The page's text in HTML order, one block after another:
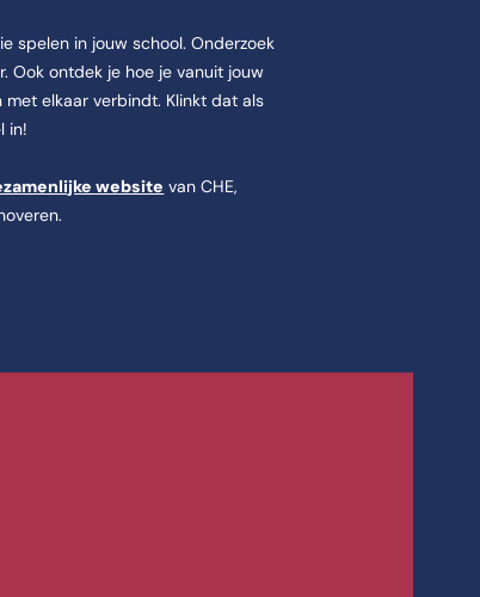
spelen in jouw school. Onderzoek
Ook ontdek je hoe je vanuit jouw
elkaar verbindt. Klinkt dat als
in!
website van CHE,